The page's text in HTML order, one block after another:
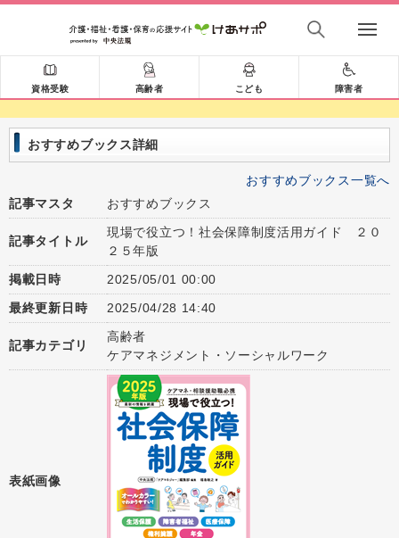
資格受験 高齢者 こども 障害者
おすすめブックス詳細
おすすめブックス一覧へ
記事マスタ
おすすめブックス
記事タイトル
現場で役立つ！社会保障制度活用ガイド ２０
２５年版
掲載日時
2025/05/01 00:00
最終更新日時
2025/04/28 14:40
記事カテゴリ
高齢者
ケアマネジメント・ソーシャルワーク
表紙画像